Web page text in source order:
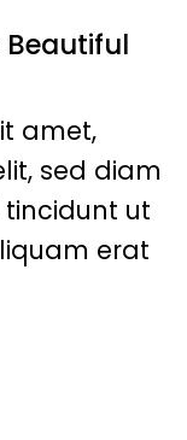
amet,
sed diam
ut
erat